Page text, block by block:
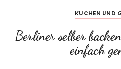
KUCHEN UND
Berliner selber
einfach